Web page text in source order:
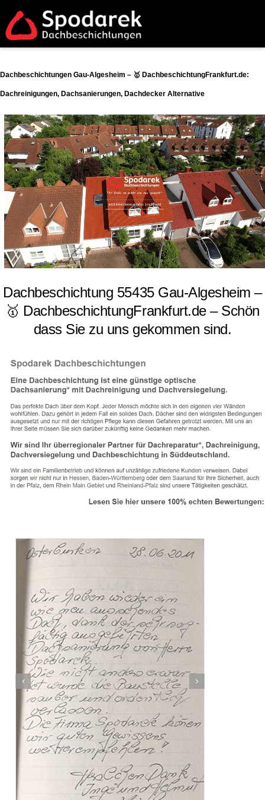
Dachbeschichtungen Gau-Algesheim – 🥇 DachbeschichtungFrankfurt.de:
Dachreinigungen, Dachsanierungen, Dachdecker Alternative
Dachbeschichtung 55435 Gau-Algesheim –
🥇 DachbeschichtungFrankfurt.de – Schön
dass Sie zu uns gekommen sind.